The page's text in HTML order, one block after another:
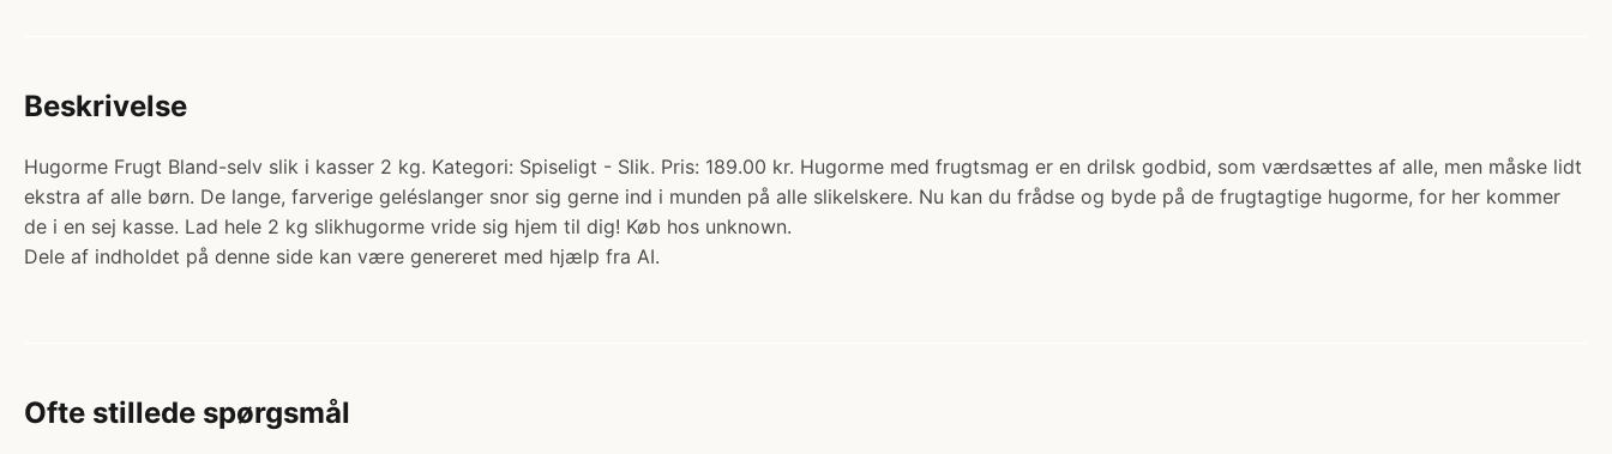
Beskrivelse
Hugorme Frugt Bland-selv slik i kasser 2 kg. Kategori: Spiseligt - Slik. Pris: 189.00 kr. Hugorme med frugtsmag er en drilsk godbid, som værdsættes af alle, men måske lidt
ekstra af alle børn. De lange, farverige geléslanger snor sig gerne ind i munden på alle slikelskere. Nu kan du frådse og byde på de frugtagtige hugorme, for her kommer
de i en sej kasse. Lad hele 2 kg slikhugorme vride sig hjem til dig! Køb hos unknown.
Dele af indholdet på denne side kan være genereret med hjælp fra AI.
Ofte stillede spørgsmål